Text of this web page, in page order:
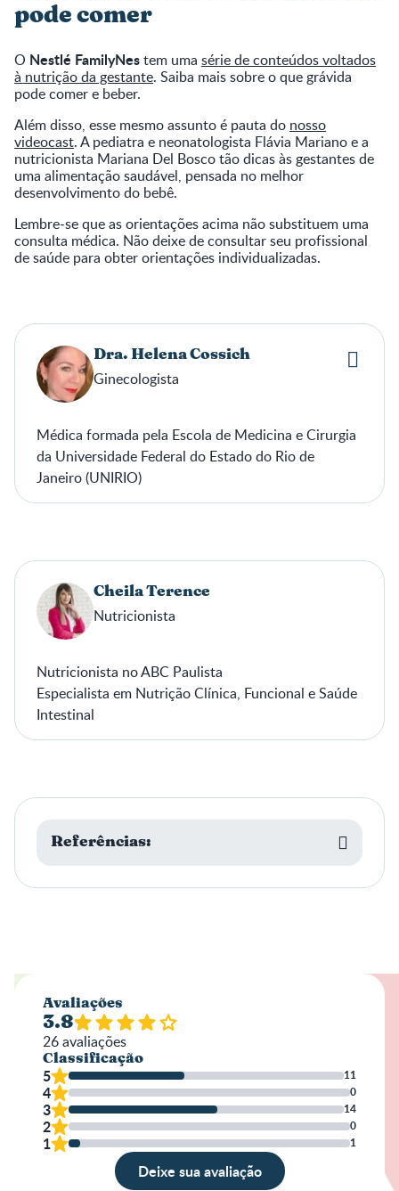
pode comer
O Nestlé FamilyNestem uma série de conteúdos voltados
à nutrição da gestante. Saiba mais sobre o que grávida
pode comer e beber.
Além disso, esse mesmo assunto é pauta do nosso
videocast. A pediatra e neonatologista Flávia Mariano e a
nutricionista Mariana Del Bosco tão dicas às gestantes de
uma alimentação saudável, pensada no melhor
desenvolvimento do bebê.
Lembre-se que as orientações acima não substituem uma
consulta médica. Não deixe de consultar seu profissional
de saúde para obter orientações individualizadas.
Dra. Helena Cossich
Ginecologista
Médica formada pela Escola de Medicina e Cirurgia
da Universidade Federal do Estado do Rio de
Janeiro (UNIRIO)
Residência em Ginecologia e Obstetrícia no Hospital
Ginecológica pelo Instituto Crispi, e Medicina Fetal
na CETRUS.Cheila Terence
Nutricionista
Nutricionista no ABC Paulista
Especialista em Nutrição Clínica, Funcional e Saúde
Intestinal
Referências:
Avaliações
3.8
26avaliações
Classificação
5 11
4 0
3 14
2 0
1 1
Deixe sua avaliação